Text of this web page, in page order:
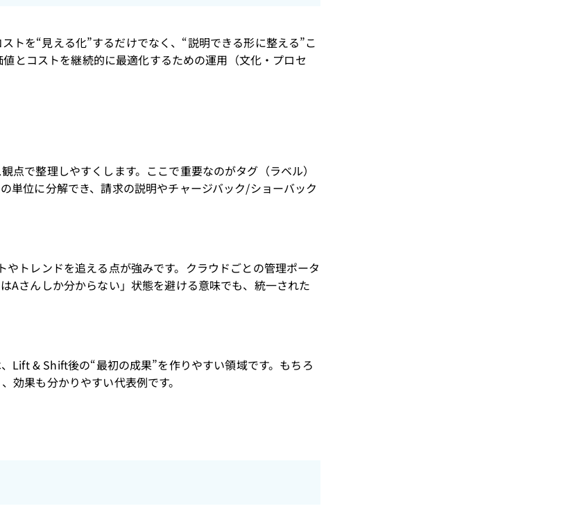
を“見える化”するだけでなく、“説明できる形に整える”こ
とコストを継続的に最適化するための運用（文化・プロセ
で整理しやすくします。ここで重要なのがタグ（ラベル）
単位に分解でき、請求の説明やチャージバック/ショーバック
トレンドを追える点が強みです。クラウドごとの管理ポータ
Aさんしか分からない」状態を避ける意味でも、統一された
Lift & Shift後の“最初の成果”を作りやすい領域です。もちろ
効果も分かりやすい代表例です。